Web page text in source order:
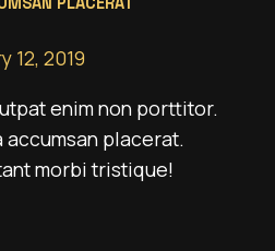
12, 2019
enim non porttitor.
placerat.
morbi tristique!